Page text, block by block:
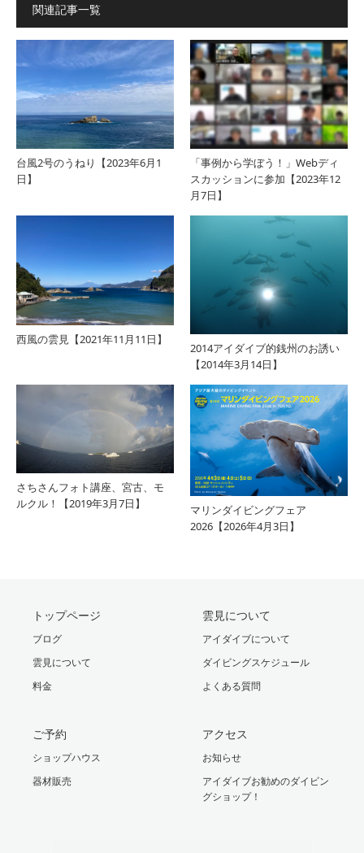
関連記事一覧
台風2号のうねり【2023年6月1
日】
「事例から学ぼう！」Webディ
スカッションに参加【2023年12
月7日】
西風の雲見【2021年11月11日】
2014アイダイブ的銭州のお誘い
【2014年3月14日】
さちさんフォト講座、宮古、モ
ルクル！【2019年3月7日】
マリンダイビングフェア
2026【2026年4月3日】
トップページ
ブログ
雲見について
料金
雲見について
アイダイブについて
ダイビングスケジュール
よくある質問
ご予約
ショップハウス
器材販売
アクセス
お知らせ
アイダイブお勧めのダイビン
グショップ！